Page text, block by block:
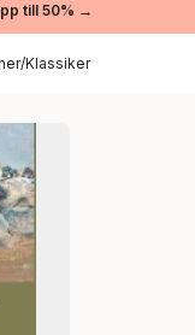
till 50% →
Klassiker